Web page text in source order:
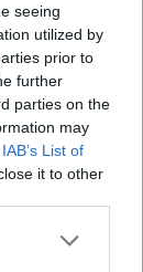
seeing
utilized by
prior to
further
parties on the
may
IAB’s List of
it to other